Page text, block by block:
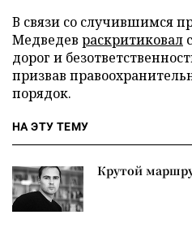
В связи со случившимся
Медведев раскритиковал
дорог и
призвав
порядок.
НА ЭТУ ТЕМУ
Крутой